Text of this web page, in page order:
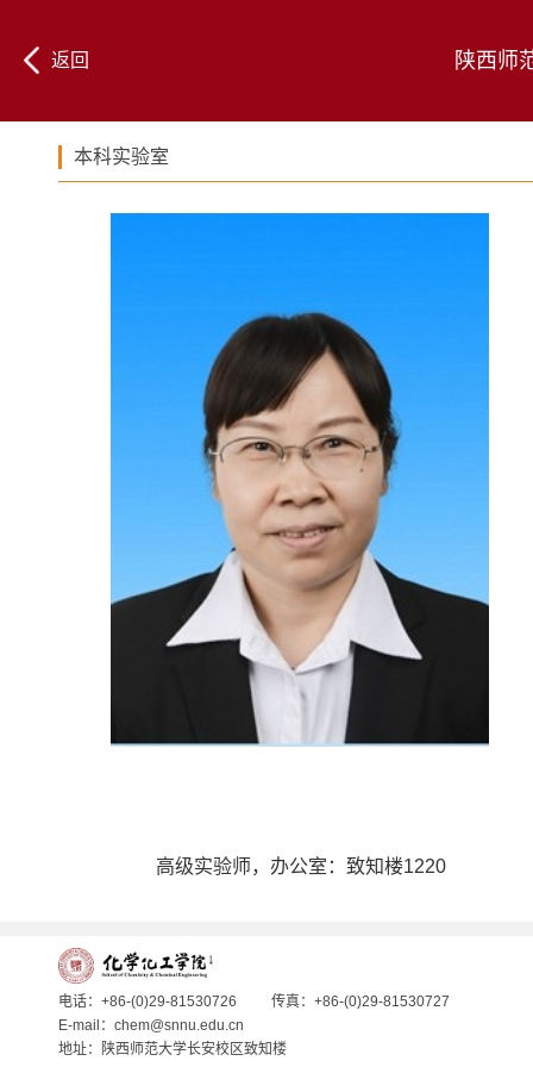
陕西师
返回
本科实验室
高级实验师，办公室：致知楼1220
电话：+86-(0)29-81530726
传真：+86-(0)29-81530727
E-mail：chem@snnu.edu.cn
地址：陕西师范大学长安校区致知楼